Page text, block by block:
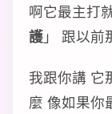
啊它最主打
護」 跟以前
我跟你講 它
麼 像如果你